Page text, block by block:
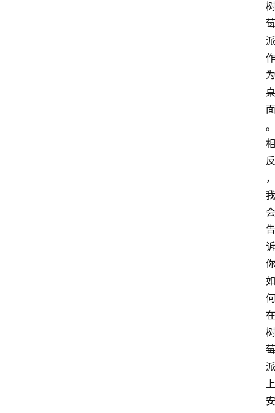
树
莓
派
作
为
桌
面
。
相
反
，
我
会
告
诉
你
如
何
在
树
莓
派
上
安